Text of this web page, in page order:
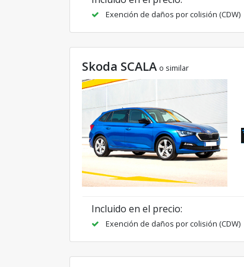
Exención de daños por colisión (CDW)
Skoda SCALA o similar
Incluido en el precio:
Exención de daños por colisión (CDW)